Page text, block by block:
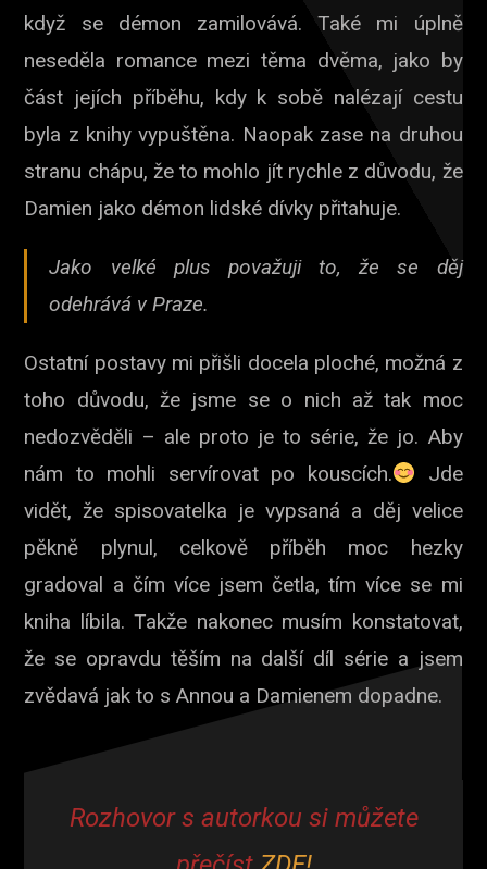
když se démon zamilovává. Také mi úplně
neseděla romance mezi těma dvěma, jako by
část jejích příběhu, kdy k sobě nalézají cestu
byla z knihy vypuštěna. Naopak zase na druhou
stranu chápu, že to mohlo jít rychle z důvodu, že
Damien jako démon lidské dívky přitahuje.
Jako velké plus považuji to, že se děj
odehrává v Praze.
Ostatní postavy mi přišli docela ploché, možná z
toho důvodu, že jsme se o nich až tak moc
nedozvěděli – ale proto je to série, že jo. Aby
nám to mohli servírovat po kouscích.
Jde
vidět, že spisovatelka je vypsaná a děj velice
pěkně plynul, celkově příběh moc hezky
gradoval a čím více jsem četla, tím více se mi
kniha líbila. Takže nakonec musím konstatovat,
že se opravdu těším na další díl série a jsem
zvědavá jak to s Annou a Damienem dopadne.
Rozhovor s autorkou si můžete